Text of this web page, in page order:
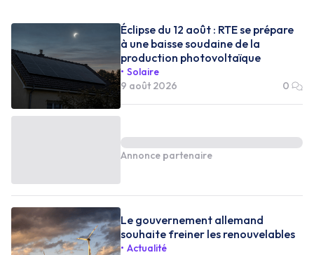
Éclipse du 12 août : RTE se prépare
à une baisse soudaine de la
production photovoltaïque
Solaire
9 août 2026
0
Annonce partenaire
Le gouvernement allemand
souhaite freiner les renouvelables
Actualité